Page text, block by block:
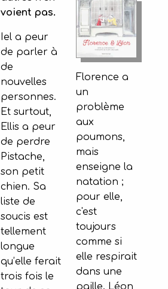
voient pas.
Iel a peur
de parler à
de
nouvelles
personnes.
Et surtout,
Ellis a peur
de perdre
Pistache,
son petit
chien. Sa
liste de
soucis est
tellement
longue
qu’elle ferait
trois fois le
Florence a
un
problème
aux
poumons,
mais
enseigne la
natation ;
pour elle,
c'est
toujours
comme si
elle respirait
dans une
paille. Léon